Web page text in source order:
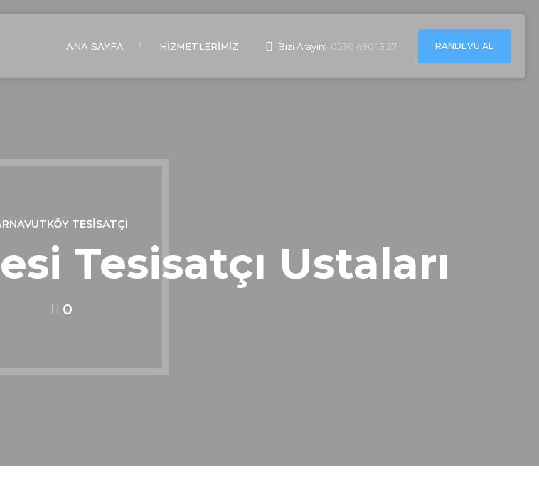
Bizi Arayın: 0530 490 13 27 RANDEVU AL
ANA SAYFA HIZMETLERIMIZ
TESISATÇI
Tesisatçı Ustaları
0